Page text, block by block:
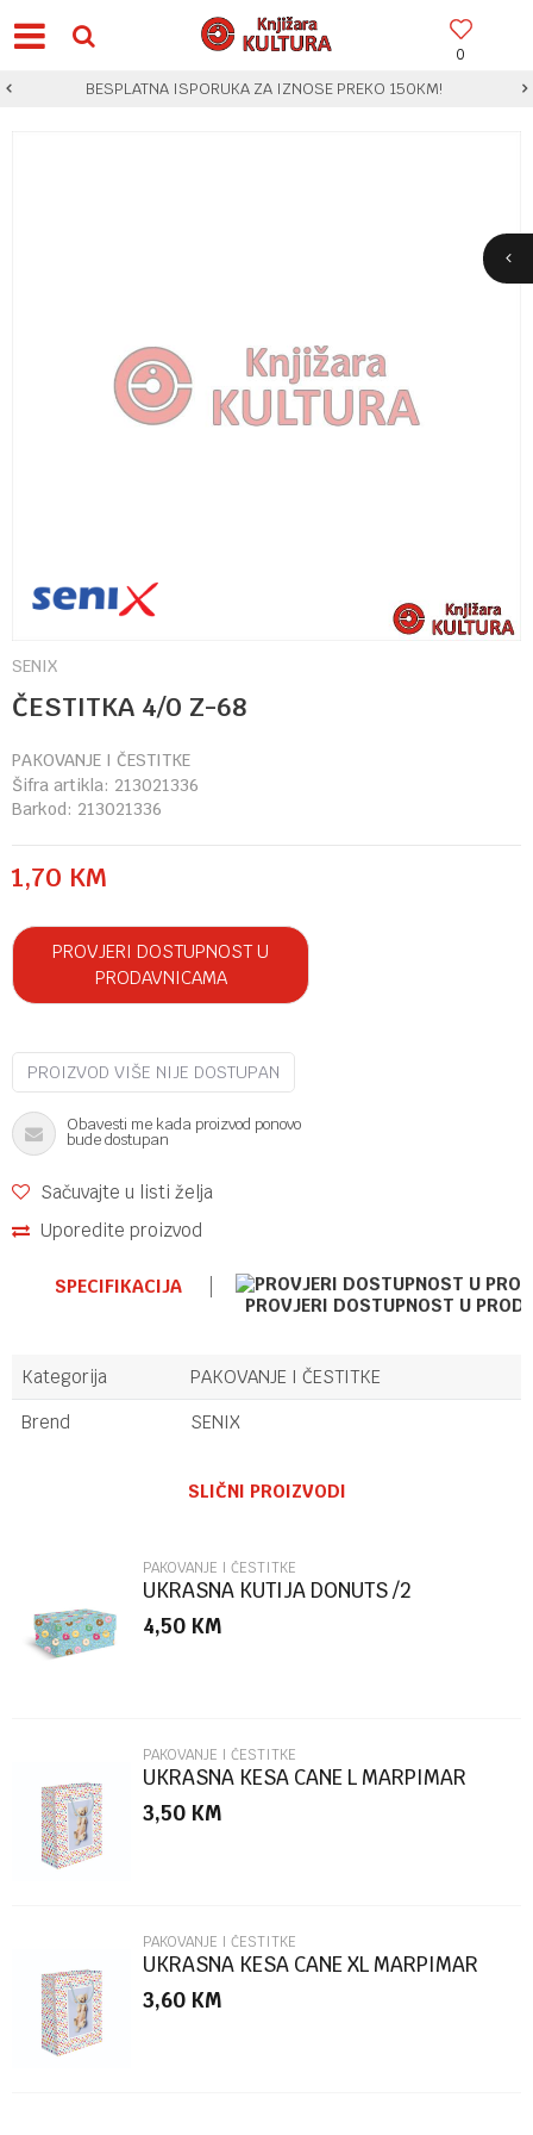
0
BESPLATNA ISPORUKA ZA IZNOSE PREKO 150KM!
SENIX
ČESTITKA 4/0 Z-68
PAKOVANJE I ČESTITKE
Šifra artikla: 213021336
Barkod: 213021336
1,70 KM
PROVJERI DOSTUPNOST U
PRODAVNICAMA
PROIZVOD VIŠE NIJE DOSTUPAN
Obavesti me kada proizvod ponovo
bude dostupan
Sačuvajte u listi želja
Uporedite proizvod
SPECIFIKACIJA
PROVJERI DOSTUPNOST U
Kategorija
PAKOVANJE I ČESTITKE
Brend
SENIX
Poruka
POŠALJI
SLIČNI PROIZVODI
PAKOVANJE I ČESTITKE
UKRASNA KUTIJA DONUTS /2
MARPIMAR
4,50 KM
PAKOVANJE I ČESTITKE
UKRASNA KESA CANE L MARPIMAR
3,50 KM
PAKOVANJE I ČESTITKE
UKRASNA KESA CANE XL MARPIMAR
3,60 KM